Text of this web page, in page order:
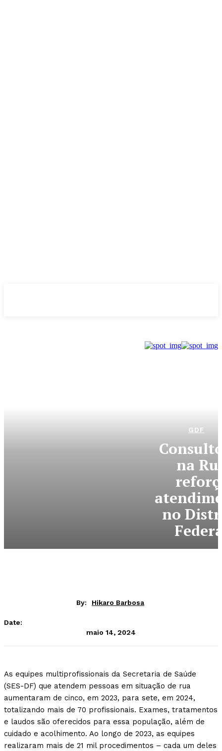
GDF
na
no
By: Hikaro Barbosa
Date:
maio 14, 2024
As equipes multiprofissionais da Secretaria de Saúde
(SES-DF) que atendem pessoas em situação de rua
aumentaram de cinco, em 2023, para sete, em 2024,
totalizando mais de 70 profissionais. Exames, tratamentos
e laudos são oferecidos para essa população, além de
cuidado e acolhimento. Ao longo de 2023, as equipes
realizaram mais de 21 mil procedimentos – cada um deles